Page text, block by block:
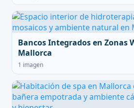
Bancos Integrados en Zonas
Mallorca
1 imagen